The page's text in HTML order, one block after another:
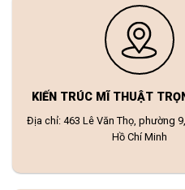
KIẾN TRÚC MĨ THUẬT
Địa chỉ: 463 Lê Văn Thọ, phường
Hồ Chí Minh